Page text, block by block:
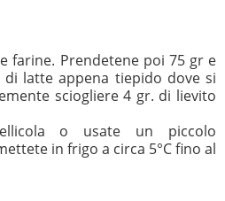
farine. Prendetene poi 75 gr e
di latte appena tiepido dove si
sciogliere 4 gr. di lievito
o usate un piccolo
in frigo a circa 5°C fino al